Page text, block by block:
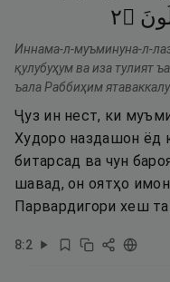
۝٢
Иннама-л-муъминуна-л-
қулубуҳум ва иза тулият
ъала Раббиҳим
Ҷуз ин нест, ки
Худоро наздашон ёд
битарсад ва чун
шавад, он оятҳо
Парвардигори хеш
8:2